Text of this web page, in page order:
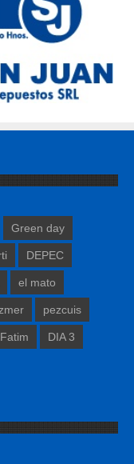
Green day
DEPEC
el mato
pezcuis
Fatim DIA 3